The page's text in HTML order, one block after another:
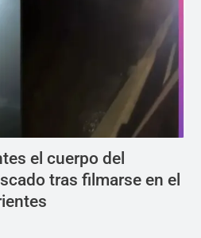
el cuerpo del
tras filmarse en el